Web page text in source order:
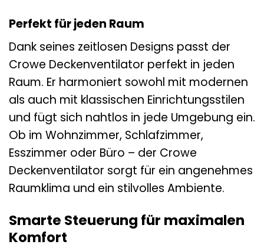
Perfekt für jeden Raum
Dank seines zeitlosen Designs passt der
Crowe Deckenventilator perfekt in jeden
Raum. Er harmoniert sowohl mit modernen
als auch mit klassischen Einrichtungsstilen
und fügt sich nahtlos in jede Umgebung ein.
Ob im Wohnzimmer, Schlafzimmer,
Esszimmer oder Büro – der Crowe
Deckenventilator sorgt für ein angenehmes
Raumklima und ein stilvolles Ambiente.
Smarte Steuerung für maximalen
Komfort